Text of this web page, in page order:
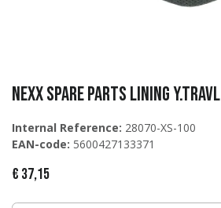
NEXX Spare parts LINING Y.Travl
Internal Reference: 28070-XS-100
EAN-code: 5600427133371
€ 37,15